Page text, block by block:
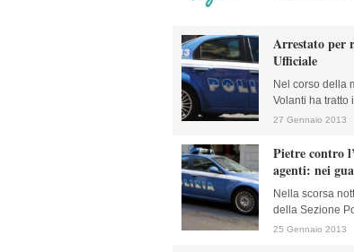
Arrestato per
Ufficiale
Nel corso della
Volanti ha tratto
27 Gennaio 2013
Pietre contro
agenti: nei
Nella scorsa
della Sezione
25 Gennaio 2013